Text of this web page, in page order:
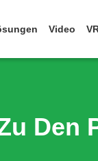
Video
Den